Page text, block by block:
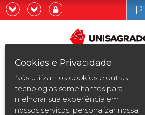
Graduação
Pós-graduação e
Curta Duração
Já sou
Quero ser
ESTUDE AQUI
Cookies e Privacidade
Nós utilizamos cookies e outras
tecnologias semelhantes para
melhorar sua experiência em
nossos serviços, personalizar nossa